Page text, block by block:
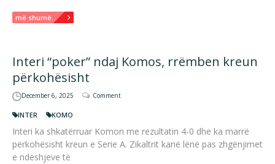
më shumë...
Interi “poker” ndaj Komos, rrëmben kreun
përkohësisht
December 6, 2025 Comment
INTER KOMO
Interi ka shkatërruar Komon me rezultatin 4-0 dhe ka marrë
përkohësisht kreun e Serie A. Zikaltrit kanë lënë pas zhgënjimet
e ndeshjeve të